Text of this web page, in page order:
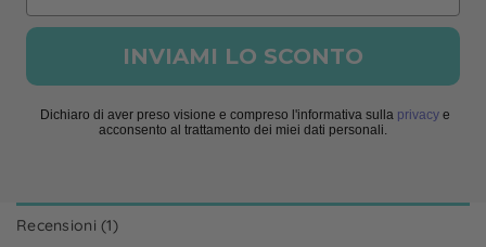
INVIAMI LO SCONTO
Dichiaro di aver preso visione e compreso l'informativa sulla privacy e
acconsento al trattamento dei miei dati personali.
Recensioni (1)